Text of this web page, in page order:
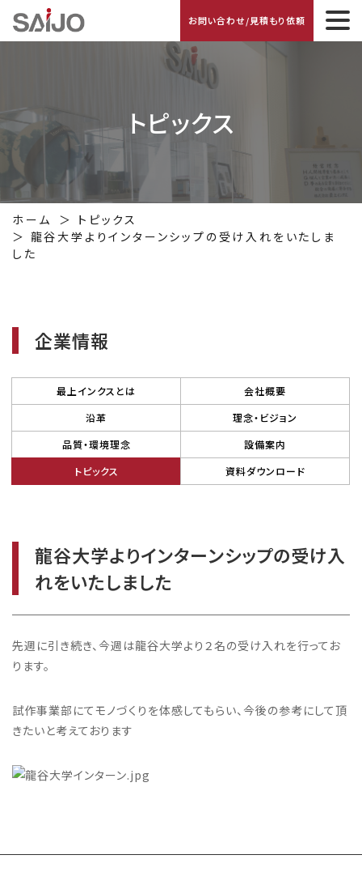
お問い合わせ/見積もり依頼
トピックス
ホーム
トピックス
龍谷大学よりインターンシップの受け入れをいたしま
した
企業情報
最上インクスとは
会社概要
沿革
理念・ビジョン
品質・環境理念
設備案内
トピックス
資料ダウンロード
龍谷大学よりインターンシップの受け入
れをいたしました
先週に引き続き、今週は龍谷大学より２名の受け入れを行ってお
り ます。
試作事業部にてモノづくりを体感してもらい、今後の参考にして頂
きたいと考えております